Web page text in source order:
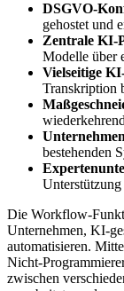
DSGVO-
gehostet und
Zentrale KI-
Modelle über
Vielseitige
Transkription
bestehenden
Die Workflow-
Unternehmen, KI-
automatisieren.
Nicht-
zwischen